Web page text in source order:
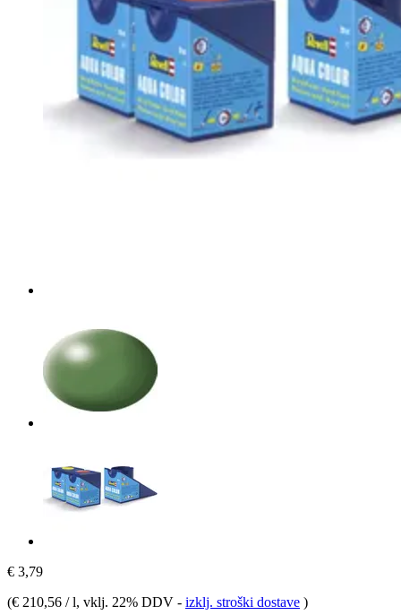
€ 3,79
(€ 210,56 / l, vklj. 22% DDV - izklj. stroški dostave )